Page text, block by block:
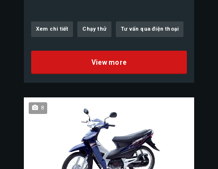
Xem chi tiết Chạy thử Tư vấn qua điện thoại
View more
8